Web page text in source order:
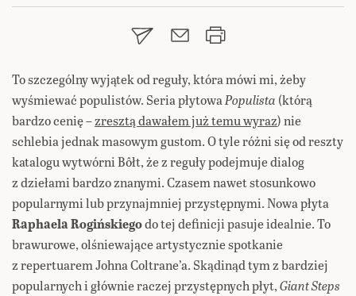
To szczególny wyjątek od reguły, która mówi mi, żeby
wyśmiewać populistów. Seria płytowaPopulista (którą
bardzo cenię –zresztą dawałem już temu wyraz) nie
schlebia jednak masowym gustom. O tyle różni się od reszty
katalogu wytwórni Bôłt, że z reguły podejmuje dialog
z dziełami bardzo znanymi. Czasem nawet stosunkowo
popularnymi lub przynajmniej przystępnymi. Nowa płyta
Raphaela Rogińskiegodo tej definicji pasuje idealnie. To
brawurowe, olśniewające artystycznie spotkanie
z repertuarem Johna Coltrane’a. Skądinąd tym z bardziej
popularnych i głównie raczej przystępnych płyt,Giant Steps